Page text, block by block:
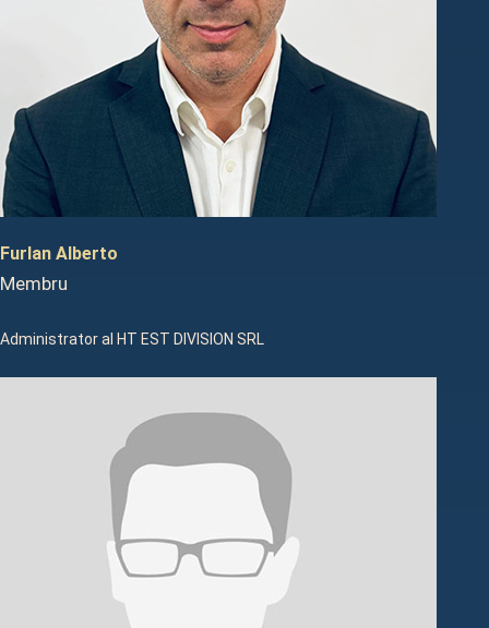
Furlan Alberto
Membru
Administrator al HT EST DIVISION SRL